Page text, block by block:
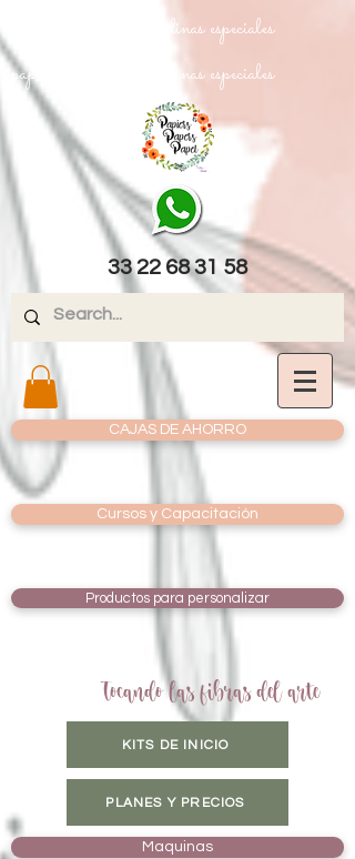
papel texturizado cartulinas especiales
papel texturizado cartulinas especiales
33 22 68 31 58
CAJAS DE AHORRO
Cursos y Capacitación
Productos para personalizar
Tocando las fibras del arte
KITS DE INICIO
PLANES Y PRECIOS
Maquinas